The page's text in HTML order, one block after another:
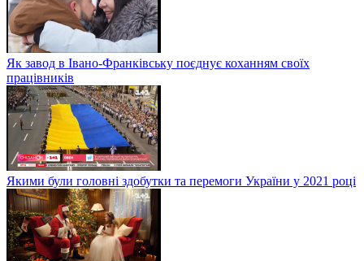
Як завод в Івано-Франківську поєднує коханням своїх
працівників
Якими були головні здобутки та перемоги України у 2021 році